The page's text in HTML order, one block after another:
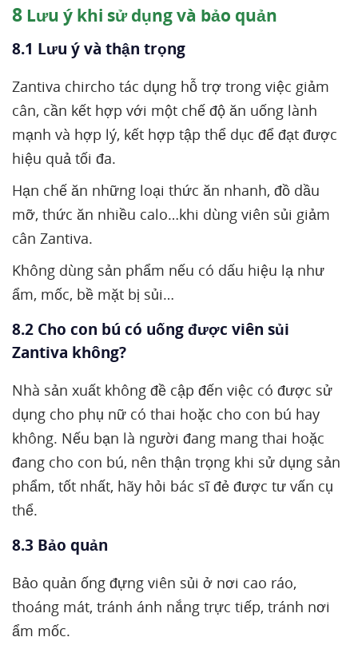
8 Lưu ý khi sử dụng và bảo quản
8.1 Lưu ý và thận trọng
Zantiva chircho tác dụng hỗ trợ trong việc giảm
cân, cần kết hợp với một chế độ ăn uống lành
mạnh và hợp lý, kết hợp tập thể dục để đạt được
hiệu quả tối đa.
Hạn chế ăn những loại thức ăn nhanh, đồ dầu
mỡ, thức ăn nhiều calo…khi dùng viên sủi giảm
cân Zantiva.
Không dùng sản phẩm nếu có dấu hiệu lạ như
ẩm, mốc, bề mặt bị sủi…
8.2 Cho con bú có uống được viên sủi
Zantiva không?
Nhà sản xuất không đề cập đến việc có được sử
dụng cho phụ nữ có thai hoặc cho con bú hay
không. Nếu bạn là người đang mang thai hoặc
đang cho con bú, nên thận trọng khi sử dụng sản
phẩm, tốt nhất, hãy hỏi bác sĩ đẻ được tư vấn cụ
thể.
8.3 Bảo quản
Bảo quản ống đựng viên sủi ở nơi cao ráo,
thoáng mát, tránh ánh nắng trực tiếp, tránh nơi
ẩm mốc.